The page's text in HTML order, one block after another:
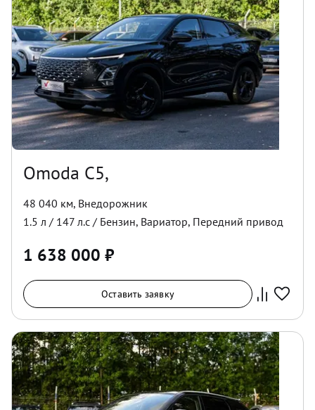
Omoda C5,
48 040 км, Внедорожник
1.5 л / 147 л.с / Бензин, Вариатор, Передний привод
1 638 000 ₽
Оставить заявку